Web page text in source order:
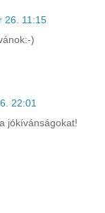
26. 11:15
)
22:01
jókívánságokat!